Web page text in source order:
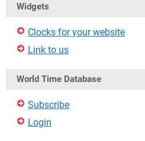
Widgets
Clocks for your website
Link to us
World Time Database
Subscribe
Login